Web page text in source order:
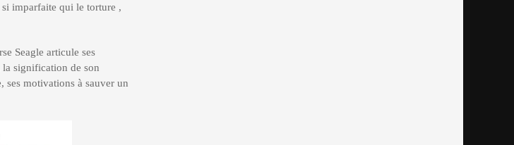
si imparfaite qui le torture ,
Seagle articule ses
signification de son
ses motivations à sauver un